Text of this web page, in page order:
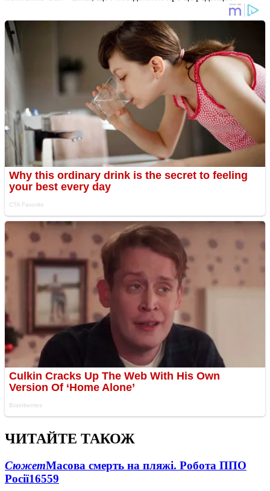
ЧИТАЙТЕ ТАКОЖ
СюжетМасова смерть на пляжі. Робота ППО
Росії16559